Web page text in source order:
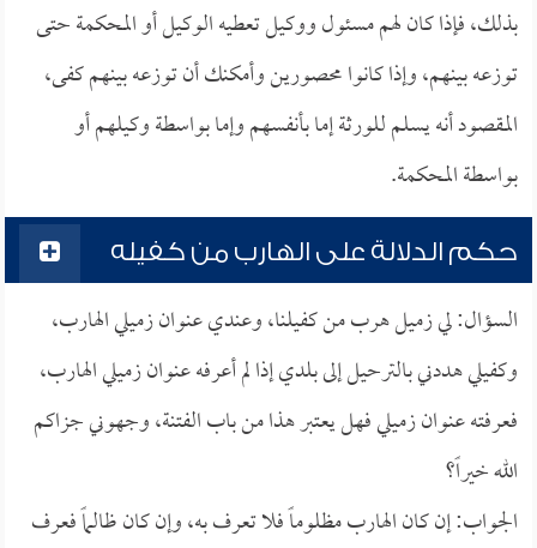
بذلك، فإذا كان لهم مسئول ووكيل تعطيه الوكيل أو المحكمة حتى
توزعه بينهم، وإذا كانوا محصورين وأمكنك أن توزعه بينهم كفى،
المقصود أنه يسلم للورثة إما بأنفسهم وإما بواسطة وكيلهم أو
بواسطة المحكمة.
حكم الدلالة على الهارب من كفيله
السؤال: لي زميل هرب من كفيلنا، وعندي عنوان زميلي الهارب،
وكفيلي هددني بالترحيل إلى بلدي إذا لم أعرفه عنوان زميلي الهارب،
فعرفته عنوان زميلي فهل يعتبر هذا من باب الفتنة، وجهوني جزاكم
الله خيراً؟
الجواب: إن كان الهارب مظلوماً فلا تعرف به، وإن كان ظالماً فعرف